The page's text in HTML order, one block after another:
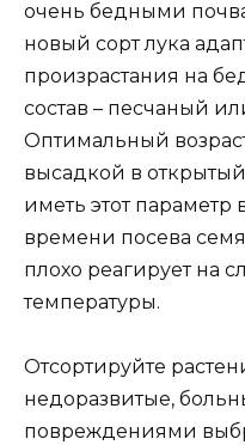
очень бедными
новый сорт лука
произрастания на
состав – песчаный
Оптимальный
высадкой в
иметь этот
времени посева
плохо реагирует на
температуры.
Отсортируйте
недоразвитые,
повреждениями